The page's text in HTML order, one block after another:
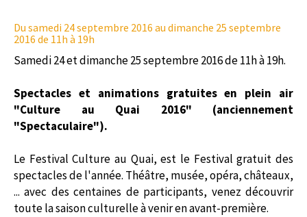
Du samedi 24 septembre 2016 au dimanche 25 septembre
2016 de 11h à 19h
Samedi 24 et dimanche 25 septembre 2016 de 11h à 19h.
Spectacles et animations gratuites en plein air
"Culture au Quai 2016" (anciennement
"Spectaculaire").
Le Festival Culture au Quai, est le Festival gratuit des
spectacles de l'année. Théâtre, musée, opéra, châteaux,
... avec des centaines de participants, venez découvrir
toute la saison culturelle à venir en avant-première.